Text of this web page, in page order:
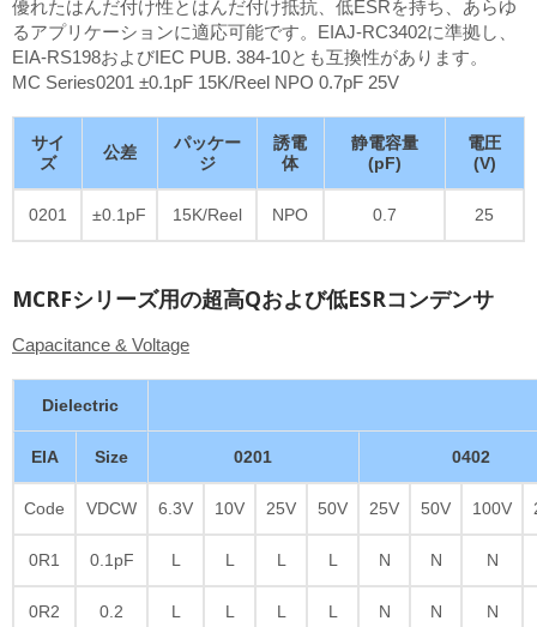
優れたはんだ付け性とはんだ付け抵抗、低ESRを持ち、あらゆ
るアプリケーションに適応可能です。EIAJ-RC3402に準拠し、
EIA-RS198およびIEC PUB. 384-10とも互換性があります。
MC Series0201 ±0.1pF 15K/Reel NPO 0.7pF 25V
サイ
ズ
公差
パッケー
ジ
誘電
体
静電容量
(pF)
電圧
(V)
0201 ±0.1pF 15K/Reel NPO 0.7 25
MCRFシリーズ用の超高Qおよび低ESRコンデンサ
Capacitance & Voltage
Dielectric
EIA Size 0201 0402
Code VDCW 6.3V 10V 25V 50V 25V 50V 100V
0R1 0.1pF L L L L N N N
0R2 0.2 L L L L N N N